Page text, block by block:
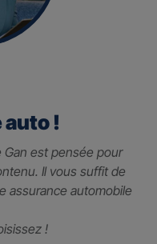
auto !
Gan est pensée pour
Il vous suffit de
assurance automobile
!